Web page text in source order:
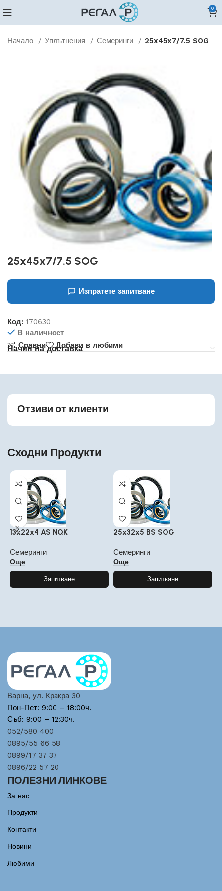
0
Начало Уплътнения Семеринги 25x45x7/7.5 SOG
25x45x7/7.5 SOG
Изпратете запитване
Код:170630
В наличност
Сравни
Добави в любими
Начин на доставка
Отзиви от клиенти
Сходни Продукти
13x22x4 AS NQK
Семеринги
Още
Запитване
25x32x5 BS SOG
Семеринги
Още
Запитване
Варна, ул. Кракра 30
Пон-Пет: 9:00 – 18:00ч.
Съб: 9:00 – 12:30ч.
052/580 400
0895/55 66 58
0899/17 37 37
0896/22 57 20
ПОЛЕЗНИ ЛИНКОВЕ
За нас
Продукти
Контакти
Новини
Любими